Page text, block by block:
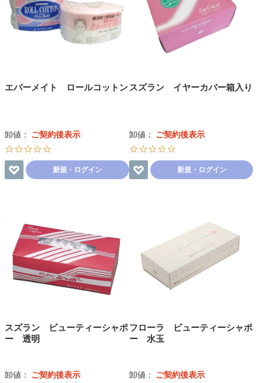
エバーメイト ロールコットン
卸値： ご契約後表示
☆☆☆☆☆
新規・ログイン
スズラン イヤーカバー箱入り
卸値： ご契約後表示
☆☆☆☆☆
新規・ログイン
スズラン ビューティーシャポ
ー 透明
卸値： ご契約後表示
フローラ ビューティーシャポ
ー 水玉
卸値： ご契約後表示